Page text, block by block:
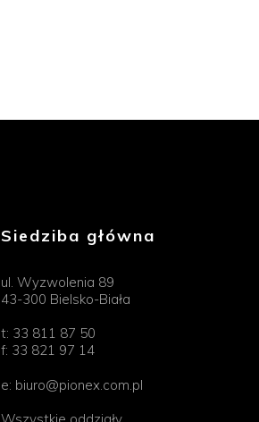
Siedziba główna
ul. Wyzwolenia 89
43-300 Bielsko-Biała
t: 33 811 87 50
f: 33 821 97 14
e: biuro@pionex.com.pl